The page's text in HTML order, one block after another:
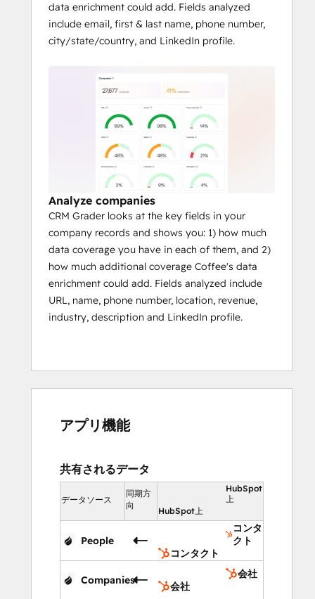
data enrichment could add. Fields analyzed
include email, first & last name, phone number,
city/state/country, and LinkedIn profile.
Analyze companies
CRM Grader looks at the key fields in your
company records and shows you: 1) how much
data coverage you have in each of them, and 2)
how much additional coverage Coffee's data
enrichment could add. Fields analyzed include
URL, name, phone number, location, revenue,
industry, description and LinkedIn profile.
アプリ機能
共有されるデータ
データソース
同期方
向
HubSpot
上
HubSpot上
People
コンタ
クト
コンタクト
Companies
会社
会社